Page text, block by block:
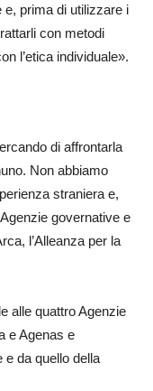
prima di utilizzare i
con metodi
l’etica individuale».
di affrontarla
Non abbiamo
straniera e,
governative e
l’Alleanza per la
alle quattro Agenzie
e Agenas e
e da quello della